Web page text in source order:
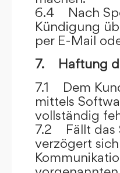
6.4 Nach
Kündigung
per E-Mail
7. Haftung
7.1 Dem
mittels
vollständig
7.2 Fällt das
verzögert